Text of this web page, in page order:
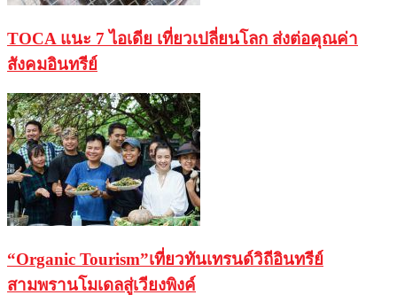
TOCA แนะ 7 ไอเดีย เที่ยวเปลี่ยนโลก ส่งต่อคุณค่า
สังคมอินทรีย์
“Organic Tourism”เที่ยวทันเทรนด์วิถีอินทรีย์
สามพรานโมเดลสู่เวียงพิงค์